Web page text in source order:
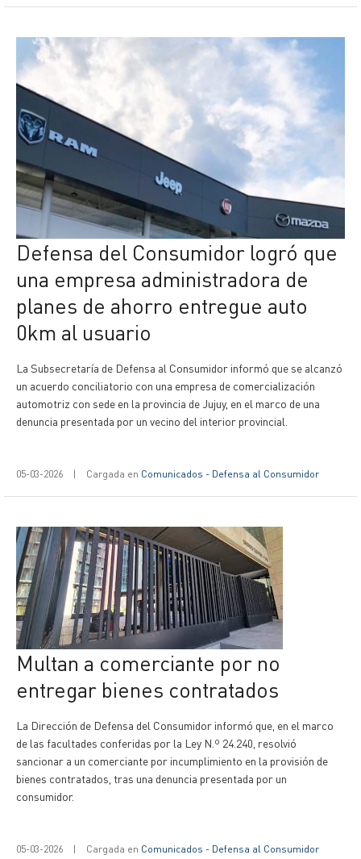
Defensa del Consumidor logró que
una empresa administradora de
planes de ahorro entregue auto
0km al usuario
La Subsecretaría de Defensa al Consumidor informó que se alcanzó
un acuerdo conciliatorio con una empresa de comercialización
automotriz con sede en la provincia de Jujuy, en el marco de una
denuncia presentada por un vecino del interior provincial.
05-03-2026 | Cargada en Comunicados - Defensa al Consumidor
Multan a comerciante por no
entregar bienes contratados
La Dirección de Defensa del Consumidor informó que, en el marco
de las facultades conferidas por la Ley N.º 24.240, resolvió
sancionar a un comerciante por incumplimiento en la provisión de
bienes contratados, tras una denuncia presentada por un
consumidor.
05-03-2026 | Cargada en Comunicados - Defensa al Consumidor